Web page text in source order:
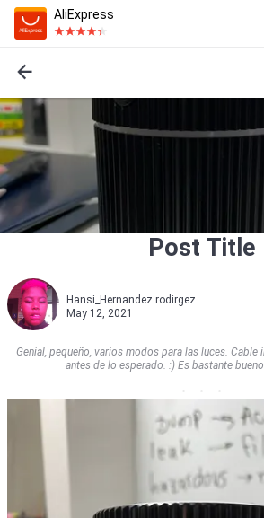
AliExpress
Post Title
Hansi_Hernandez rodirgez
May 12, 2021
Genial, pequeño, varios modos para las luces.
antes de lo esperado. :) Es bastante